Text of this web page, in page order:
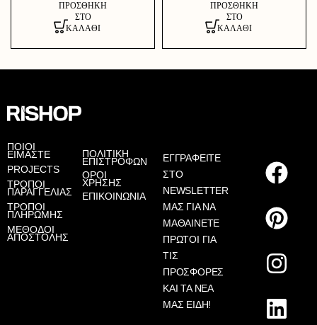
ΠΡΟΣΘΉΚΗ
ΣΤΟ
ΚΑΛΆΘΙ
ΠΡΟΣΘΉΚΗ
ΣΤΟ
ΚΑΛΆΘΙ
ΠΟΙΟΙ
ΕΙΜΑΣΤΕ
PROJECTS
ΤΡΟΠΟΙ
ΠΑΡΑΓΓΕΛΙΑΣ
ΤΡΟΠΟΙ
ΠΛΗΡΩΜΗΣ
ΜΕΘΟΔΟΙ
ΑΠΟΣΤΟΛΗΣ
ΠΟΛΙΤΙΚΗ
ΕΠΙΣΤΡΟΦΩΝ
ΟΡΟΙ
ΧΡΗΣΗΣ
ΕΠΙΚΟΙΝΩΝΙΑ
ΕΓΓΡΑΦΕΙΤΕ
ΣΤΟ
NEWSLETTER
ΜΑΣ ΓΙΑ ΝΑ
ΜΑΘΑΙΝΕΤΕ
ΠΡΩΤΟΙ ΓΙΑ
ΤΙΣ
ΠΡΟΣΦΟΡΕΣ
ΚΑΙ ΤΑ ΝΕΑ
ΜΑΣ ΕΙΔΗ!